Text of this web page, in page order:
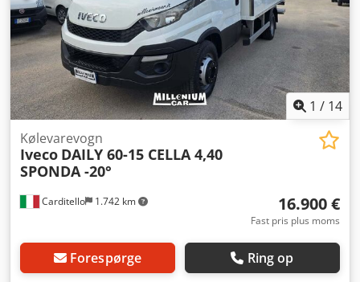
1 / 14
Carditello 1.742 km
Kølevarevogn
Iveco DAILY 60-15 CELLA 4,40
SPONDA -20°
16.900 €
Fast pris plus moms
Forespørge Ring op